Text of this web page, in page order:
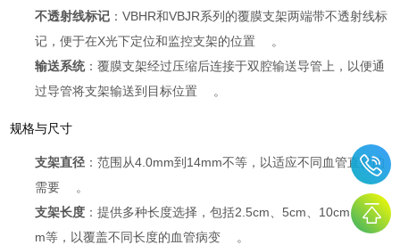
不透射线标记 ：VBHR和VBJR系列的覆膜支架两端带不透射线标
记，便于在X光下定位和监控支架的位置
。
输送系统：覆膜支架经过压缩后连接于双腔输送导管上，以便通
过导管将支架输送到目标位置
。
规格与尺寸
支架直径 ：范围从4.0mm到14mm不等，以适应不同血管直径的
需要
。
支架长度 ：提供多种长度选择，包括2.5cm、5cm、10cm、15c
m等，以覆盖不同长度的血管病变
。